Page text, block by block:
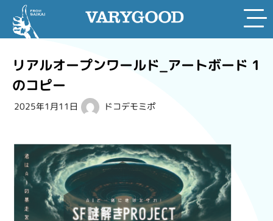
contentリアルオープンワールド_アートボード 1
のコピー
2025年1月11日 ドコデモミポ